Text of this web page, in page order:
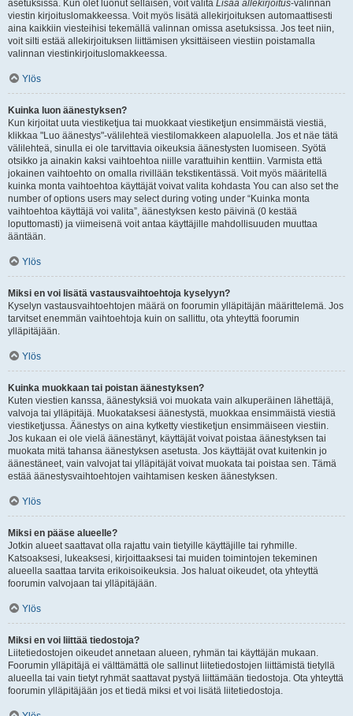
asetuksissa. Kun olet luonut sellaisen, voit valita Lisää allekirjoitus-valinnan
viestin kirjoituslomakkeessa. Voit myös lisätä allekirjoituksen automaattisesti
aina kaikkiin viesteihisi tekemällä valinnan omissa asetuksissa. Jos teet niin,
voit silti estää allekirjoituksen liittämisen yksittäiseen viestiin poistamalla
valinnan viestinkirjoituslomakkeessa.
Ylös
Kuinka luon äänestyksen?
Kun kirjoitat uuta viestiketjua tai muokkaat viestiketjun ensimmäistä viestiä,
klikkaa "Luo äänestys"-välilehteä viestilomakkeen alapuolella. Jos et näe tätä
välilehteä, sinulla ei ole tarvittavia oikeuksia äänestysten luomiseen. Syötä
otsikko ja ainakin kaksi vaihtoehtoa niille varattuihin kenttiin. Varmista että
jokainen vaihtoehto on omalla rivillään tekstikentässä. Voit myös määritellä
kuinka monta vaihtoehtoa käyttäjät voivat valita kohdasta You can also set the
number of options users may select during voting under “Kuinka monta
vaihtoehtoa käyttäjä voi valita”, äänestyksen kesto päivinä (0 kestää
loputtomasti) ja viimeisenä voit antaa käyttäjille mahdollisuuden muuttaa
ääntään.
Ylös
Miksi en voi lisätä vastausvaihtoehtoja kyselyyn?
Kyselyn vastausvaihtoehtojen määrä on foorumin ylläpitäjän määrittelemä. Jos
tarvitset enemmän vaihtoehtoja kuin on sallittu, ota yhteyttä foorumin
ylläpitäjään.
Ylös
Kuinka muokkaan tai poistan äänestyksen?
Kuten viestien kanssa, äänestyksiä voi muokata vain alkuperäinen lähettäjä,
valvoja tai ylläpitäjä. Muokataksesi äänestystä, muokkaa ensimmäistä viestiä
viestiketjussa. Äänestys on aina kytketty viestiketjun ensimmäiseen viestiin.
Jos kukaan ei ole vielä äänestänyt, käyttäjät voivat poistaa äänestyksen tai
muokata mitä tahansa äänestyksen asetusta. Jos käyttäjät ovat kuitenkin jo
äänestäneet, vain valvojat tai ylläpitäjät voivat muokata tai poistaa sen. Tämä
estää äänestysvaihtoehtojen vaihtamisen kesken äänestyksen.
Ylös
Miksi en pääse alueelle?
Jotkin alueet saattavat olla rajattu vain tietyille käyttäjille tai ryhmille.
Katsoaksesi, lukeaksesi, kirjoittaaksesi tai muiden toimintojen tekeminen
alueella saattaa tarvita erikoisoikeuksia. Jos haluat oikeudet, ota yhteyttä
foorumin valvojaan tai ylläpitäjään.
Ylös
Miksi en voi liittää tiedostoja?
Liitetiedostojen oikeudet annetaan alueen, ryhmän tai käyttäjän mukaan.
Foorumin ylläpitäjä ei välttämättä ole sallinut liitetiedostojen liittämistä tietyllä
alueella tai vain tietyt ryhmät saattavat pystyä liittämään tiedostoja. Ota yhteyttä
foorumin ylläpitäjään jos et tiedä miksi et voi lisätä liitetiedostoja.